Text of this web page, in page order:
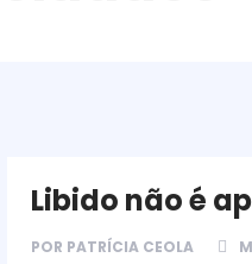
Libido não é
POR PATRÍCIA CEOLA